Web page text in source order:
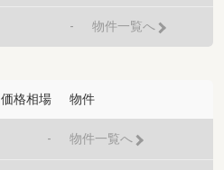
- 物件一覧へ
価格相場 物件
- 物件一覧へ